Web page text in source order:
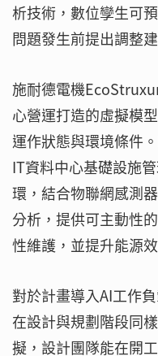
析技術，數位孿生可
問題發生前提出調整
施耐德電機
心營運打造的虛擬模
運作狀態與環境條件
IT資料中心基礎設施
環，結合物聯網感測
分析，提供可主動性
性維護，並提升能源
對於計畫導入AI工作
在設計與規劃階段同
擬，設計團隊能在開